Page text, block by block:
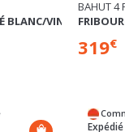
319 €